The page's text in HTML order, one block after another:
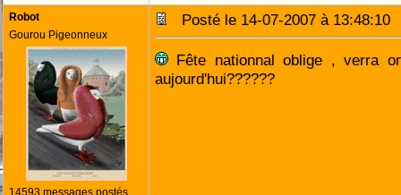
Robot
Gourou Pigeonneux
14593 messages postés
Posté le 14-07-2007 à
Fête nationnal oblige , verra
aujourd'hui??????